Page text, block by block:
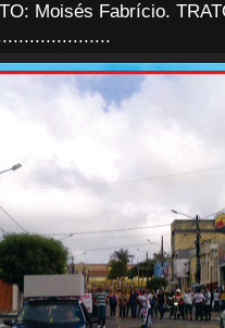
Moisés Fabrício.
...